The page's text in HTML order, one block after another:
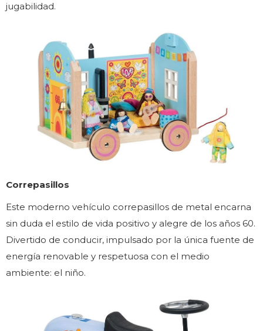
jugabilidad.
Correpasillos
Este moderno vehículo correpasillos de metal encarna
sin duda el estilo de vida positivo y alegre de los años 60.
Divertido de conducir, impulsado por la única fuente de
energía renovable y respetuosa con el medio
ambiente: el niño.